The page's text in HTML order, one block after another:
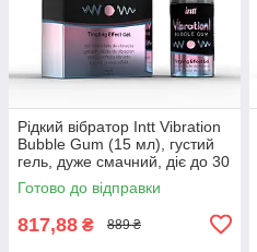
Рідкий вібратор Intt Vibration
Bubble Gum (15 мл), густий
гель, дуже смачний, діє до 30
хвилин
Готово до відправки
817,88 ₴ 889 ₴